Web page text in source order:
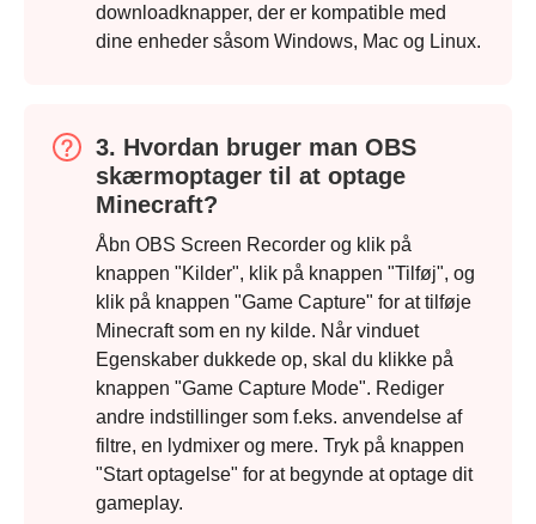
Trin 4.
downloadknapper, der er kompatible med
dine enheder såsom Windows, Mac og Linux.
3. Hvordan bruger man OBS
skærmoptager til at optage
Minecraft?
Åbn OBS Screen Recorder og klik på
knappen "Kilder", klik på knappen "Tilføj", og
klik på knappen "Game Capture" for at tilføje
Minecraft som en ny kilde. Når vinduet
Egenskaber dukkede op, skal du klikke på
knappen "Game Capture Mode". Rediger
andre indstillinger som f.eks. anvendelse af
filtre, en lydmixer og mere. Tryk på knappen
"Start optagelse" for at begynde at optage dit
gameplay.